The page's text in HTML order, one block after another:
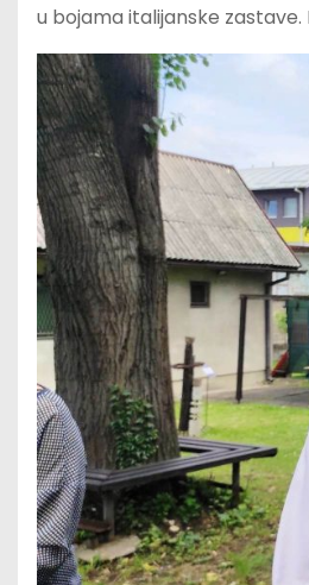
u bojama italijanske